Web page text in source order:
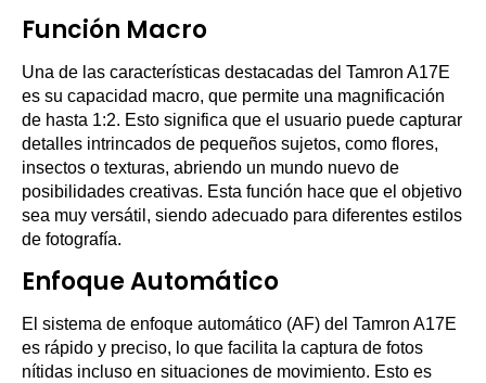
Función Macro
Una de las características destacadas del Tamron A17E
es su capacidad macro, que permite una magnificación
de hasta 1:2. Esto significa que el usuario puede capturar
detalles intrincados de pequeños sujetos, como flores,
insectos o texturas, abriendo un mundo nuevo de
posibilidades creativas. Esta función hace que el objetivo
sea muy versátil, siendo adecuado para diferentes estilos
de fotografía.
Enfoque Automático
El sistema de enfoque automático (AF) del Tamron A17E
es rápido y preciso, lo que facilita la captura de fotos
nítidas incluso en situaciones de movimiento. Esto es